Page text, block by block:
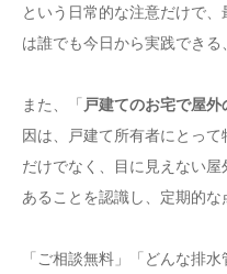
という日常的な注意だけで
は誰でも今日から実践できる
また、「戸建てのお宅で屋
因は、戸建て所有者にとっ
だけでなく、目に見えない
あることを認識し、定期的な
「ご相談無料」「どんな排